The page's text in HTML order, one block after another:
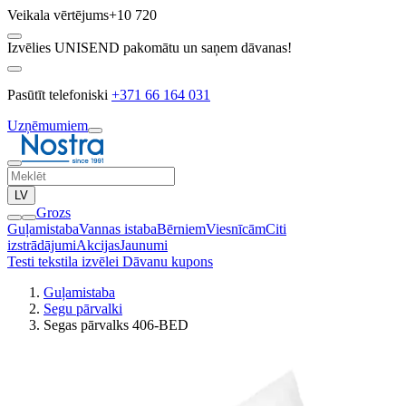
Veikala vērtējums+10 720
Izvēlies UNISEND pakomātu un saņem dāvanas!
Pasūtīt telefoniski +371 66 164 031
Uzņēmumiem
LV
Grozs
GuļamistabaVannas istabaBērniemViesnīcāmCiti
izstrādājumiAkcijasJaunumi
Testi tekstila izvēlei Dāvanu kupons
Guļamistaba
Segu pārvalki
Segas pārvalks 406-BED